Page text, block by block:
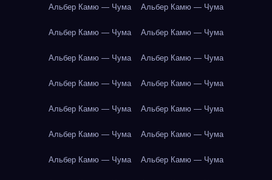
Альбер Камю — Чума Альбер Камю — Чума
Альбер Камю — Чума Альбер Камю — Чума
Альбер Камю — Чума Альбер Камю — Чума
Альбер Камю — Чума Альбер Камю — Чума
Альбер Камю — Чума Альбер Камю — Чума
Альбер Камю — Чума Альбер Камю — Чума
Альбер Камю — Чума Альбер Камю — Чума